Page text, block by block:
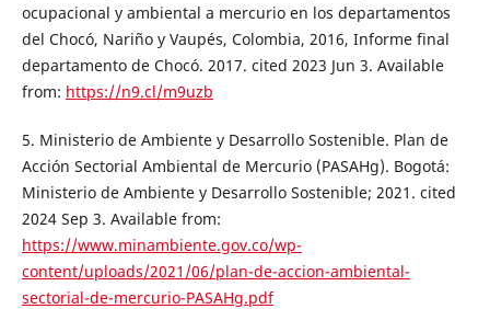
ocupacional y ambiental a mercurio en los departamentos
del Chocó, Nariño y Vaupés, Colombia, 2016, Informe final
departamento de Chocó. 2017. cited 2023 Jun 3. Available
from: https://n9.cl/m9uzb
5. Ministerio de Ambiente y Desarrollo Sostenible. Plan de
Acción Sectorial Ambiental de Mercurio (PASAHg). Bogotá:
Ministerio de Ambiente y Desarrollo Sostenible; 2021. cited
2024 Sep 3. Available from:
https://www.minambiente.gov.co/wp-
content/uploads/2021/06/plan-de-accion-ambiental-
sectorial-de-mercurio-PASAHg.pdf